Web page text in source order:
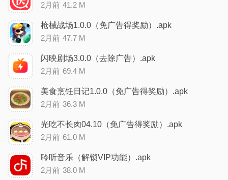
2月前 41.2 M
枪械战场1.0.0（免广告得奖励）.apk
2月前 47.7 M
闪映剧场3.0.0（去除广告）.apk
2月前 69.4 M
美食烹饪日记1.0.0（免广告得奖励）.apk
2月前 36.3 M
光吃不长肉04.10（免广告得奖励）.apk
2月前 61.0 M
聆听音乐（解锁VIP功能）.apk
2月前 38.0 M